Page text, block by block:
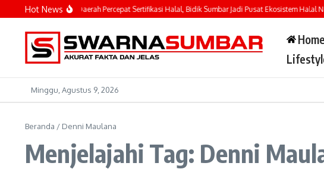
Lewati ke konten
Hot News
Ajak Kepala Daerah Percepat Sertifikasi Halal, Bidik Sumbar Jadi Pusat Ekosistem Halal
Home
Minggu, Agustus 9, 2026
Beranda / Denni Maulana
Menjelajahi Tag: Denni